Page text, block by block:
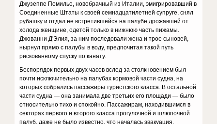
Джузеппе Помильо, новобрачный из Италии, эмигрировавший в
Соединенные Штаты к своей семнадцатилетней супруге, снял
рубашку и отдал ее встретившейся на палубе дрожавшей от
холода женщине, одетой только в нижнюю часть пижамы.
Джованни Д'Элия, за ним последовали жена и трое сыновей,
нырнул прямо с палубы в воду, предпочитая такой путь
рискованному спуску по канату.
Беспорядок первых двух часов вслед за столкновением был
почти исключительно на палубах кормовой части судна, на
которых собрались пассажиры туристского класса. В остальной
части судна — она занимала две третьих его площади — было
относительно тихо и спокойно. Пассажирам, находившимся в
секторах первого и второго класса прогулочной и шлюпочной
палуб, даже не было известно, что началась эвакуация.